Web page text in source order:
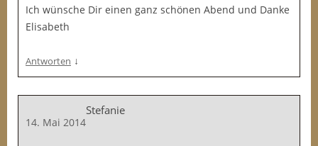
Ich wünsche Dir einen ganz schönen Abend und Danke
Elisabeth
Antworten ↓
Stefanie
14. Mai 2014